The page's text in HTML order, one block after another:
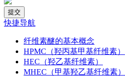
快捷导航
纤维素醚的基本概念
HPMC（羟丙基甲基纤维素）
HEC（羟乙基纤维素）
MHEC（甲基羟乙基纤维素）